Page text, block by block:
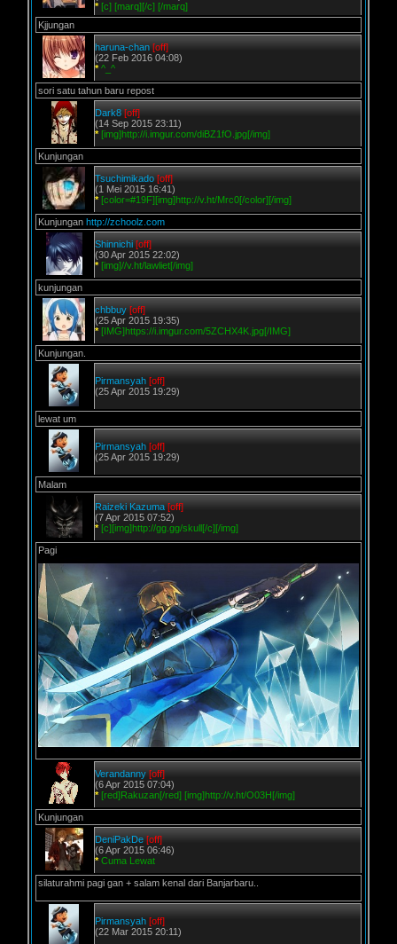
* [c] [marq][/c] [/marq]
Kjjungan
haruna-chan [off]
(22 Feb 2016 04:08)
* ^_^
sori satu tahun baru repost
Dark8 [off]
(14 Sep 2015 23:11)
* [img]http://i.imgur.com/diBZ1fO.jpg[/img]
Kunjungan
Tsuchimikado [off]
(1 Mei 2015 16:41)
* [color=#19F][img]http://v.ht/Mrc0[/color][/img]
Kunjungan http://zchoolz.com
Shinnichi [off]
(30 Apr 2015 22:02)
* [img]//v.ht/lawliet[/img]
kunjungan
chbbuy [off]
(25 Apr 2015 19:35)
* [IMG]https://i.imgur.com/5ZCHX4K.jpg[/IMG]
Kunjungan.
Pirmansyah [off]
(25 Apr 2015 19:29)
lewat um
Pirmansyah [off]
(25 Apr 2015 19:29)
Malam
Raizeki Kazuma [off]
(7 Apr 2015 07:52)
* [c][img]http://gg.gg/skull[/c][/img]
Pagi
Verandanny [off]
(6 Apr 2015 07:04)
* [red]Rakuzan[/red] [img]http://v.ht/O03H[/img]
Kunjungan
DeniPakDe [off]
(6 Apr 2015 06:46)
* Cuma Lewat
silaturahmi pagi gan + salam kenal dari Banjarbaru..
Pirmansyah [off]
(22 Mar 2015 20:11)